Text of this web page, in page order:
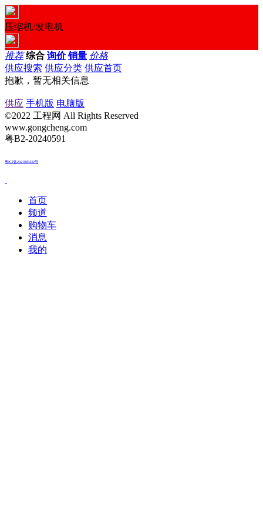
压缩机/发电机
推荐 综合 询价 销量 价格
供应搜索 供应分类 供应首页
抱歉，暂无相关信息
供应 手机版 电脑版
©2022 工程网 All Rights Reserved
www.gongcheng.com
粤B2-20240591
粤ICP备2021085432号
首页
频道
购物车
消息
我的